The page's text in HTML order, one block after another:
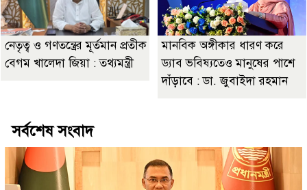
নেতৃত্ব ও গণতন্ত্রের মূর্তমান প্রতীক
বেগম খালেদা জিয়া : তথ্যমন্ত্রী
মানবিক অঙ্গীকার ধারণ করে
ড্যাব ভবিষ্যতেও মানুষের পাশে
দাঁড়াবে : ডা. জুবাইদা রহমান
সর্বশেষ সংবাদ